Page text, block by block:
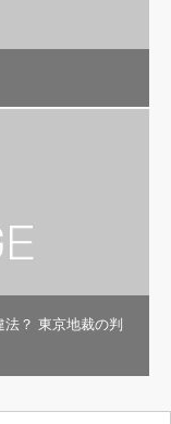
法？ 東京地裁の判